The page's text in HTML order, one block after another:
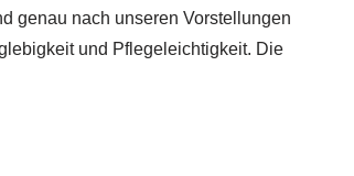
genau nach unseren Vorstellungen
und Pflegeleichtigkeit. Die